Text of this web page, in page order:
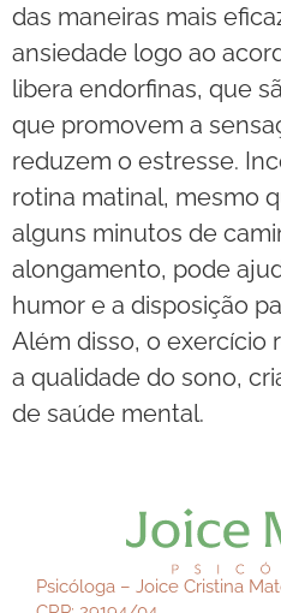
das maneiras mais
ansiedade logo ao
libera endorfinas, que
que promovem a
reduzem o estresse.
rotina matinal, mesmo
alguns minutos de
alongamento, pode
humor e a disposição
Além disso, o exercício
a qualidade do sono,
de saúde mental.
Psicóloga – Joice Cristina